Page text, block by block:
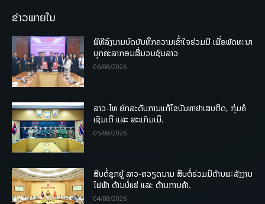
ຂ່າວພາຍໃນ
ພິທີລົງນາມບົດບັນທຶກຄວາມເຂົ້າໃຈຮ່ວມມື ເພື່ອພັດທະນາ
ບຸກຄະລາກອນສື່ມວນຊົນລາວ
06/08/2026
ລາວ-ໄທ ຍົກລະດັບການແກ້ໄຂບັນຫາຢາເສບຕິດ, ກຸ່ມຄໍ
ເຊັນເຕີ ແລະ ສະແກັມເມີ.
05/08/2026
ສືບຕໍ່ຊຸກຍູ້ ລາວ-ຫວຽດນາມ ສືບຕໍ່ຮ່ວມມືດ້ານພະລັງງານ
ໄຟຟ້າ ດ້ານບໍ່ແຮ່ ແລະ ດ້ານການຄ້າ.
04/08/2026